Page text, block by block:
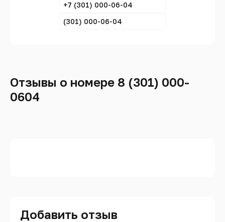
+7 (301) 000-06-04
(301) 000-06-04
Отзывы о номере 8 (301) 000-
0604
Добавить отзыв